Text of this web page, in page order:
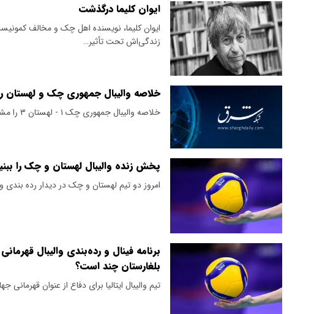
ایوان کلیما درگذشت
زندگی‌اش تحت‌ تأثیر…
خلاصه والیبال جمهوری چک و لهستان
خلاصه والیبال جمهوری چک ۱ - لهستان ۳ را مشاهده کنید.
پخش زنده والیبال لهستان و چک را
امروز دو تیم لهستان و چک در دیدار رده بندی والیبال
بلغارستان چند است؟
تیم والیبال ایتالیا برای دفاع از عنوان